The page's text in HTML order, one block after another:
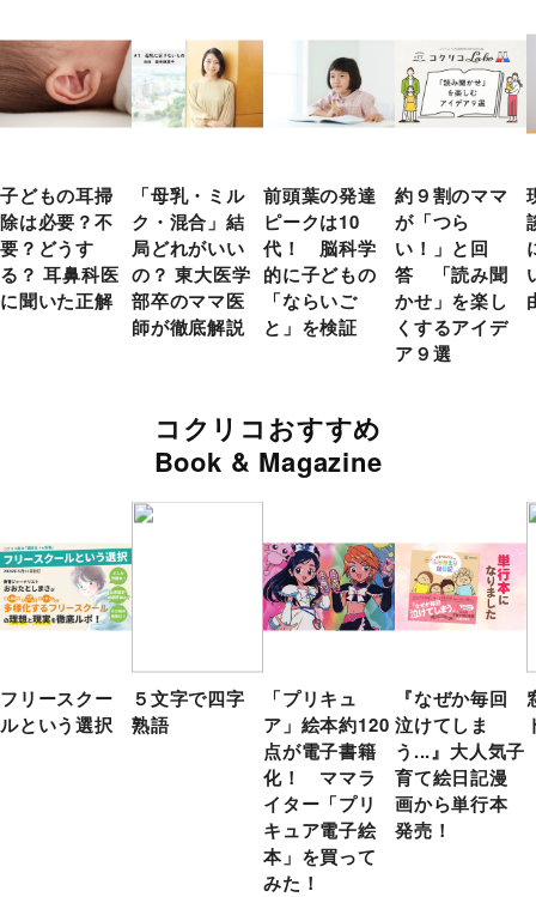
子どもの耳掃
除は必要？不
要？どうす
る？ 耳鼻科医
に聞いた正解
「母乳・ミル
ク・混合」結
局どれがいい
の？ 東大医学
部卒のママ医
師が徹底解説
前頭葉の発達
ピークは10
代！ 脳科学
的に子どもの
「ならいご
と」を検証
約９割のママ
が「つら
い！」と回
答 「読み聞
かせ」を楽し
くするアイデ
ア９選
コクリコおすすめ
Book & Magazine
フリースクー
ルという選択
５文字で四字
熟語
「プリキュ
ア」絵本約120
点が電子書籍
化！ ママラ
イター「プリ
キュア電子絵
本」を買って
みた！
『なぜか毎回
泣けてしま
う...』大人気子
育て絵日記漫
画から単行本
発売！